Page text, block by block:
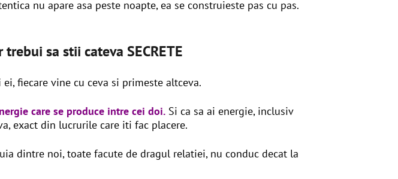
nu apare asa peste noapte, ea se construieste pas cu pas.
sa stii cateva SECRETE
fiecare vine cu ceva si primeste altceva.
care se produce intre cei doi. Si ca sa ai energie, inclusiv
exact din lucrurile care iti fac placere.
dintre noi, toate facute de dragul relatiei, nu conduc decat la